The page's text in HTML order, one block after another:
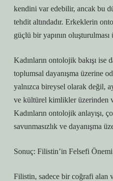
kendini var edebilir, ancak bu
tehdit altındadır. Erkeklerin
güçlü bir yapının oluşturulması
Kadınların ontolojik bakışı ise
toplumsal dayanışma üzerine
yalnızca bireysel olarak değil,
ve kültürel kimlikler üzerinden
Kadınların ontolojik anlayışı,
savunmasızlık ve dayanışma
Sonuç: Filistin’in Felsefi Önemi
Filistin, sadece bir coğrafi alan